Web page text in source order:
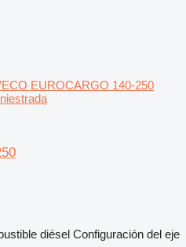
EUROCARGO 140-250
diésel Configuración del eje